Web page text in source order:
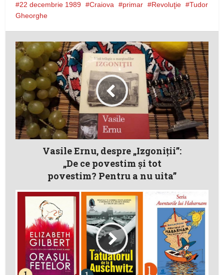
22 decembrie 1989 Craiova primar Revoluţie
Tudor
Gheorghe
Vasile Ernu, despre „Izgoniţii”:
„De ce povestim şi tot
povestim? Pentru a nu uita”